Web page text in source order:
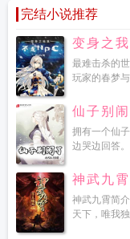
完结小说推荐
变身之
最难击杀的
玩家的春梦
仙子别闹
拥有一个仙
边哭边回答
神武九霄
神武九霄简
天下，唯我